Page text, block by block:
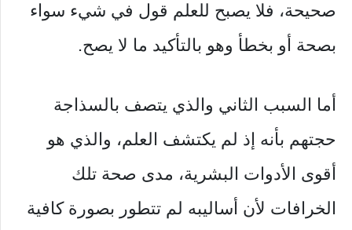
صحيحة، فلا يصبح للعلم قول في شيء سواء
بصحة أو بخطأ وهو بالتأكيد ما لا يصح.
أما السبب الثاني والذي يتصف بالسذاجة
حجتهم بأنه إذ لم يكتشف العلم، والذي هو
أقوى الأدوات البشرية، مدى صحة تلك
الخرافات لأن أساليبه لم تتطور بصورة كافية